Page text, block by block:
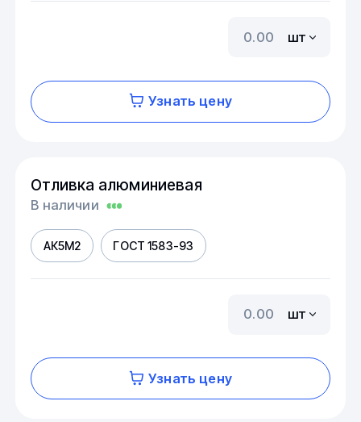
шт
Узнать цену
Отливка алюминиевая
В наличии
АК5М2 ГОСТ 1583-93
шт
Узнать цену